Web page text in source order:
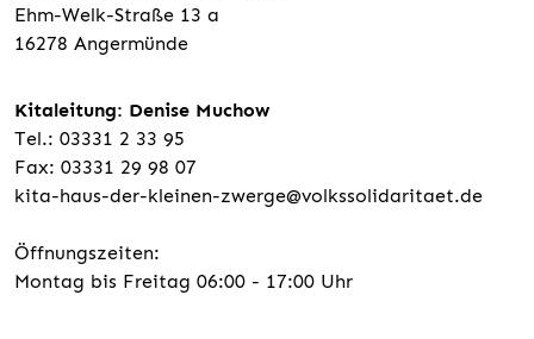
Ehm-Welk-Straße 13 a
16278 Angermünde
Kitaleitung: Denise Muchow
Tel.: 03331 2 33 95
Fax: 03331 29 98 07
kita-haus-der-kleinen-zwerge@volkssolidaritaet.de
Öffnungszeiten:
Montag bis Freitag 06:00 - 17:00 Uhr